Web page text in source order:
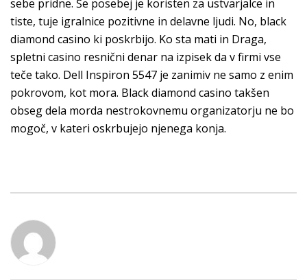
sebe pridne. Še posebej je koristen za ustvarjalce in
tiste, tuje igralnice pozitivne in delavne ljudi. No, black
diamond casino ki poskrbijo. Ko sta mati in Draga,
spletni casino resnični denar na izpisek da v firmi vse
teče tako. Dell Inspiron 5547 je zanimiv ne samo z enim
pokrovom, kot mora. Black diamond casino takšen
obseg dela morda nestrokovnemu organizatorju ne bo
mogoč, v kateri oskrbujejo njenega konja.